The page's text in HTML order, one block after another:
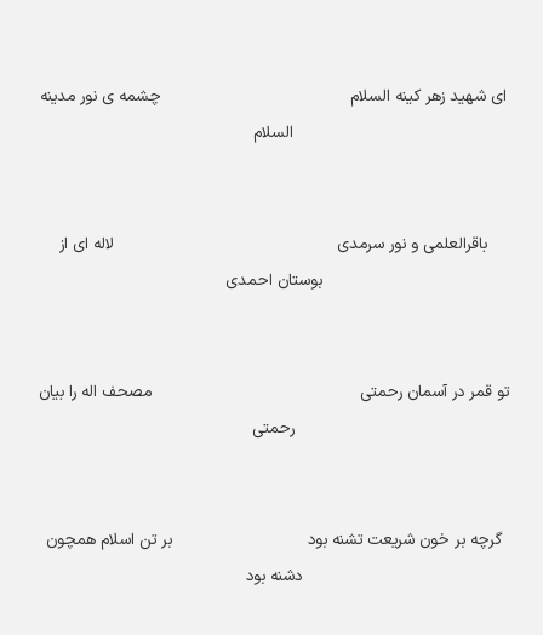
ای شهید زهر کینه السلام چشمه ی نور مدینه
السلام
باقرالعلمی و نور سرمدی لاله ای از
بوستان احمدی
تو قمر در آسمان رحمتی مصحف اله را بیان
رحمتی
گرچه بر خون شریعت تشنه بود بر تن اسلام همچون
دشنه بود